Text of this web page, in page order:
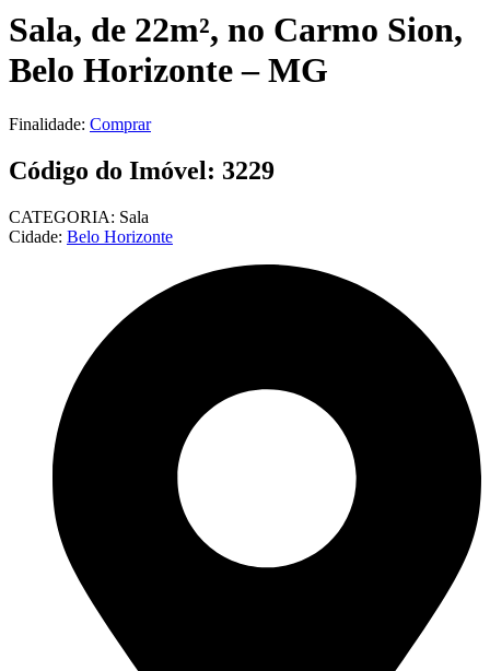
Sala, de 22m², no Carmo Sion,
Belo Horizonte – MG
Finalidade: Comprar
Código do Imóvel: 3229
CATEGORIA: Sala
Cidade: Belo Horizonte